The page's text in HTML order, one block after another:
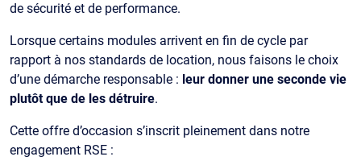
de sécurité et de performance.
Lorsque certains modules arrivent en fin de cycle par
rapport à nos standards de location, nous faisons le choix
d’une démarche responsable : leur donner une seconde vie
plutôt que de les détruire.
Cette offre d’occasion s’inscrit pleinement dans notre
engagement RSE :